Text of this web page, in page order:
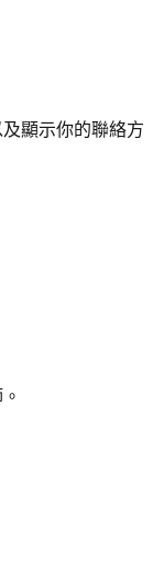
顯示你的聯絡方